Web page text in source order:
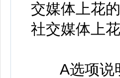
交媒体上花
社交媒体上
A选项说明